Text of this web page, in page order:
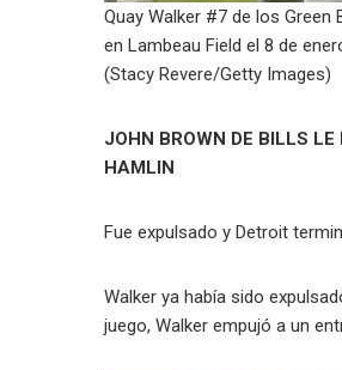
Quay Walker #7 de los
en Lambeau Field el 8 de
(Stacy Revere/Getty Images)
JOHN BROWN DE BILLS
HAMLIN
Fue expulsado y Detroit
Walker ya había sido
juego, Walker empujó a un